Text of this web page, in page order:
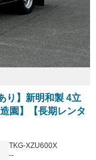
り】新明和製 4立
園】【長期レンタ
TKG-XZU600X
--